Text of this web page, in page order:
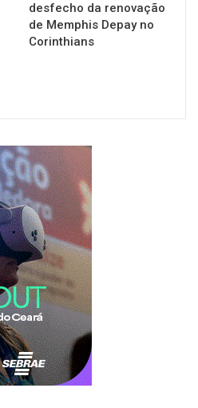
desfecho da renovação
de Memphis Depay no
Corinthians